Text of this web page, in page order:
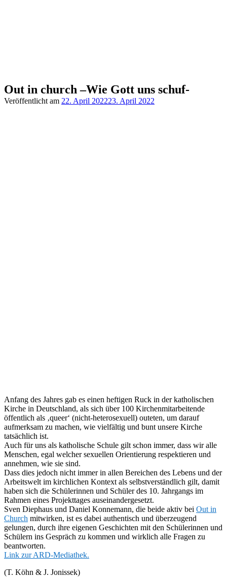
Out in church –Wie Gott uns schuf-
Veröffentlicht am 22. April 202223. April 2022
Anfang des Jahres gab es einen heftigen Ruck in der katholischen
Kirche in Deutschland, als sich über 100 Kirchenmitarbeitende
öffentlich als ‚queer‘ (nicht-heterosexuell) outeten, um darauf
aufmerksam zu machen, wie vielfältig und bunt unsere Kirche
tatsächlich ist.
Auch für uns als katholische Schule gilt schon immer, dass wir alle
Menschen, egal welcher sexuellen Orientierung respektieren und
annehmen, wie sie sind.
Dass dies jedoch nicht immer in allen Bereichen des Lebens und der
Arbeitswelt im kirchlichen Kontext als selbstverständlich gilt, damit
haben sich die Schülerinnen und Schüler des 10. Jahrgangs im
Rahmen eines Projekttages auseinandergesetzt.
Sven Diephaus und Daniel Konnemann, die beide aktiv bei Out in
Church mitwirken, ist es dabei authentisch und überzeugend
gelungen, durch ihre eigenen Geschichten mit den Schülerinnen und
Schülern ins Gespräch zu kommen und wirklich alle Fragen zu
beantworten.
Link zur ARD-Mediathek.
(T. Köhn & J. Jonissek)